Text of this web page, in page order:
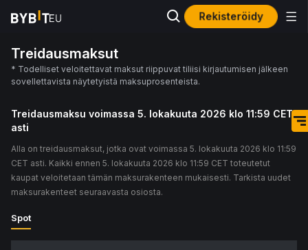
Rekisteröidy
Treidausmaksut
* Todelliset veloitettavat maksut riippuvat tiliisi kirjautumisen jälkeen
sovellettavista näytetyistä maksuprosenteista.
Treidausmaksu voimassa 5. lokakuuta 2026 klo 11:59 CET
asti
Alla on treidausmaksut, jotka ovat voimassa 5. lokakuuta 2026 klo 11:59
CET asti. Kaikki ennen 5. lokakuuta 2026 klo 11:59 CET toteutetut
kaupat veloitetaan tämän maksurakenteen mukaisesti. Tarkista uudet
maksurakenteet seuraavasta osiosta.
Spot